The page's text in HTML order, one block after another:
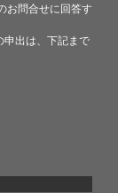
お問合せに回答す
申出は、下記まで